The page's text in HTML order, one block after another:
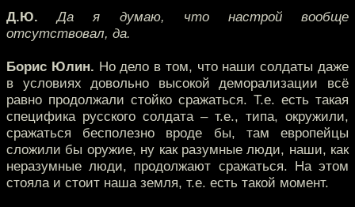
Д.Ю. Да я думаю, что настрой вообще
отсутствовал, да.
Борис Юлин. Но дело в том, что наши солдаты даже
в условиях довольно высокой деморализации всё
равно продолжали стойко сражаться. Т.е. есть такая
специфика русского солдата – т.е., типа, окружили,
сражаться бесполезно вроде бы, там европейцы
сложили бы оружие, ну как разумные люди, наши, как
неразумные люди, продолжают сражаться. На этом
стояла и стоит наша земля, т.е. есть такой момент.